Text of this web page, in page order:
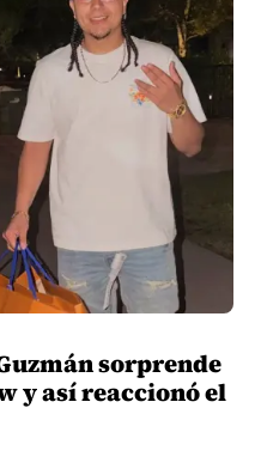
sorprende
y así reaccionó el